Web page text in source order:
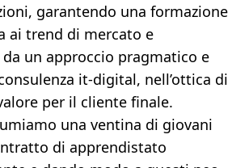
garantendo una formazione
ai trend di mercato e
un approccio pragmatico e
it-digital, nell’ottica di
per il cliente finale.
una ventina di giovani
di apprendistato